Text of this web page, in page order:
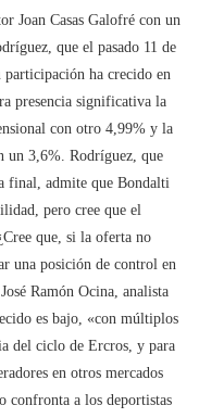
Joan Casas Galofré con un
que el pasado 11 de
ha crecido en
presencia significativa la
con otro 4,99% y la
un 3,6%. Rodríguez, que
final, admite que Bondalti
pero cree que el
que, si la oferta no
una posición de control en
Ramón Ocina, analista
es bajo, «con múltiplos
del ciclo de Ercros, y para
en otros mercados
confronta a los deportistas